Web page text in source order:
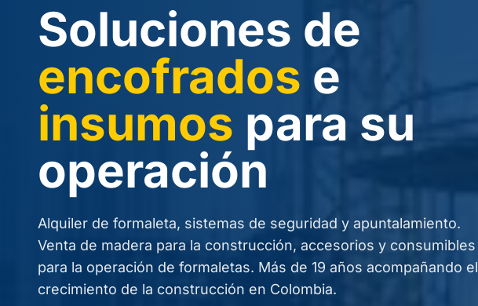
Soluciones de
encofrados e
insumos para su
operación
Alquiler de formaleta, sistemas de seguridad y apuntalamiento.
Venta de madera para la construcción, accesorios y consumibles
para la operación de formaletas. Más de 19 años acompañando el
crecimiento de la construcción en Colombia.